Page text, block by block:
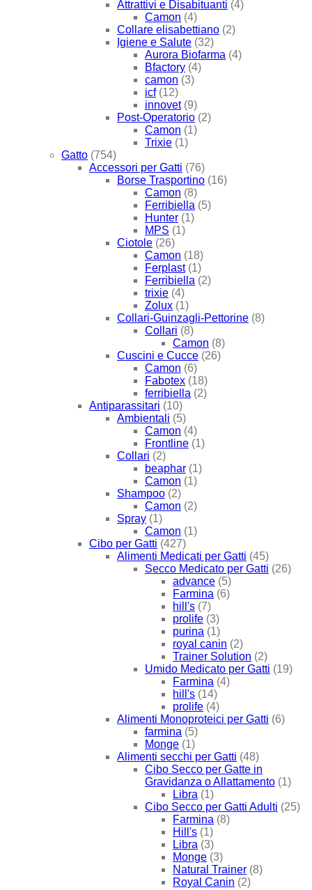
Attrattivi e Disabituanti (4)
Camon (4)
Collare elisabettiano (2)
Igiene e Salute (32)
Aurora Biofarma (4)
Bfactory (4)
camon (3)
icf (12)
innovet (9)
Post-Operatorio (2)
Camon (1)
Trixie (1)
Gatto (754)
Accessori per Gatti (76)
Borse Trasportino (16)
Camon (8)
Ferribiella (5)
Hunter (1)
MPS (1)
Ciotole (26)
Camon (18)
Ferplast (1)
Ferribiella (2)
trixie (4)
Zolux (1)
Collari-Guinzagli-Pettorine (8)
Collari (8)
Camon (8)
Cuscini e Cucce (26)
Camon (6)
Fabotex (18)
ferribiella (2)
Antiparassitari (10)
Ambientali (5)
Camon (4)
Frontline (1)
Collari (2)
beaphar (1)
Camon (1)
Shampoo (2)
Camon (2)
Spray (1)
Camon (1)
Cibo per Gatti (427)
Alimenti Medicati per Gatti (45)
Secco Medicato per Gatti (26)
advance (5)
Farmina (6)
hill's (7)
prolife (3)
purina (1)
royal canin (2)
Trainer Solution (2)
Umido Medicato per Gatti (19)
Farmina (4)
hill's (14)
prolife (4)
Alimenti Monoproteici per Gatti (6)
farmina (5)
Monge (1)
Alimenti secchi per Gatti (48)
Cibo Secco per Gatte in
Gravidanza o Allattamento (1)
Libra (1)
Cibo Secco per Gatti Adulti (25)
Farmina (8)
Hill's (1)
Libra (3)
Monge (3)
Natural Trainer (8)
Royal Canin (2)